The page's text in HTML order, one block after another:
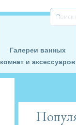
Галереи ванных
комнат и аксессуаров